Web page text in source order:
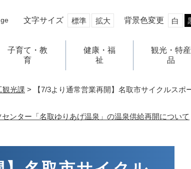
文字サイズ 標準 拡大 背景色変更 白
子育て・教
育
健康・福
祉
観光・特産
品
観光課 >
【7/3より通常営業再開】名取市サイクルス
ンター「名取ゆりあげ温泉」の温泉供給再開について